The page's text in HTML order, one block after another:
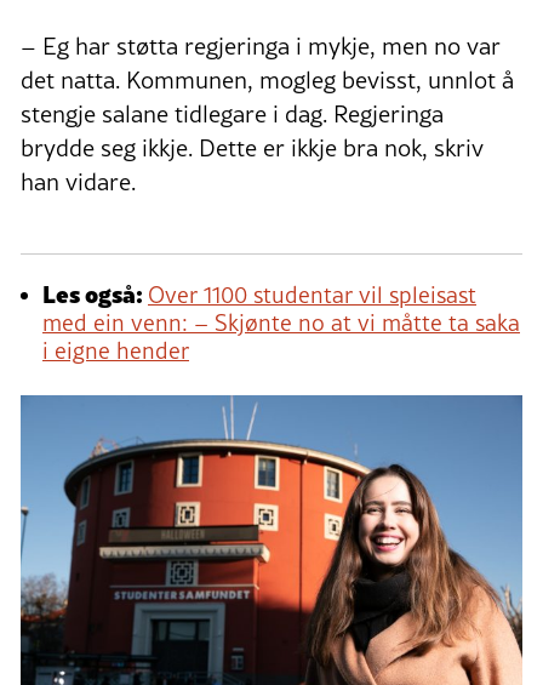
– Eg har støtta regjeringa i mykje, men no var
det natta. Kommunen, mogleg bevisst, unnlot å
stengje salane tidlegare i dag. Regjeringa
brydde seg ikkje. Dette er ikkje bra nok, skriv
han vidare.
Les også: Over 1100 studentar vil spleisast
med ein venn: – Skjønte no at vi måtte ta saka
i eigne hender